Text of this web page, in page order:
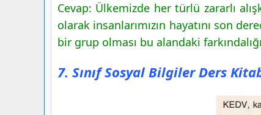
Cevap: Ülkemizde her türlü zararlı
olarak insanlarımızın hayatını son
bir grup olması bu alandaki
7. Sınıf Sosyal Bilgiler Ders